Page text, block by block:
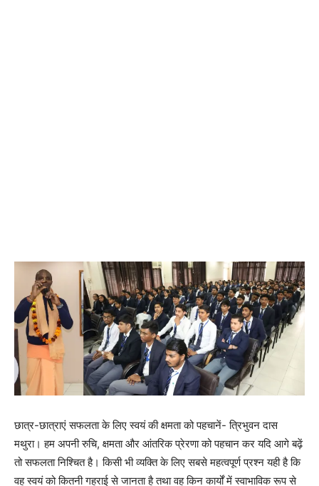
छात्र-छात्राएं सफलता के लिए स्वयं की क्षमता को पहचानें- त्रिभुवन दास
मथुरा। हम अपनी रुचि, क्षमता और आंतरिक प्रेरणा को पहचान कर यदि आगे बढ़ें
तो सफलता निश्चित है। किसी भी व्यक्ति के लिए सबसे महत्वपूर्ण प्रश्न यही है कि
वह स्वयं को कितनी गहराई से जानता है तथा वह किन कार्यों में स्वाभाविक रूप से